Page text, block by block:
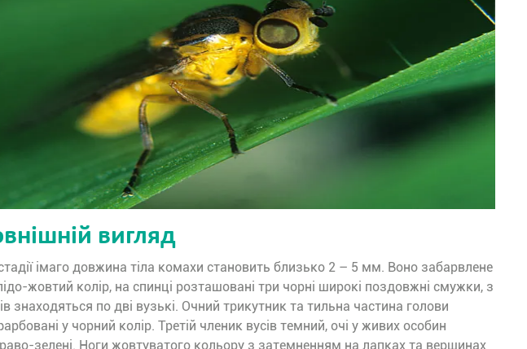
вигляд
імаго довжина тіла комахи становить близько 2 – 5 мм. Воно забарвлене
жовтий колір, на спинці розташовані три чорні широкі поздовжні смужки, з
знаходяться по дві вузькі. Очний трикутник та тильна частина голови
у чорний колір. Третій членик вусів темний, очі у живих особин
зелені. Ноги жовтуватого кольору з затемненням на лапках та вершинах